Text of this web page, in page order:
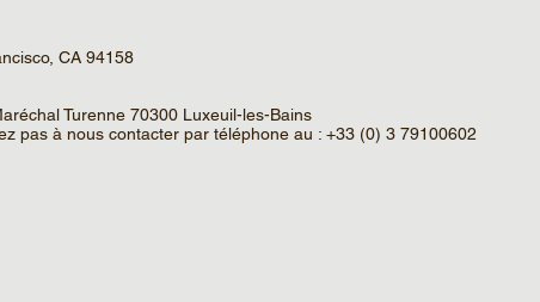
CA 94158
Turenne 70300 Luxeuil-les-Bains
pas à nous contacter par téléphone au : +33 (0) 3 79100602